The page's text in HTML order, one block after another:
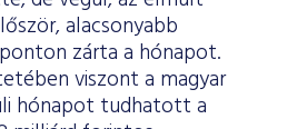
alacsonyabb
zárta a hónapot.
viszont a magyar
hónapot tudhatott a